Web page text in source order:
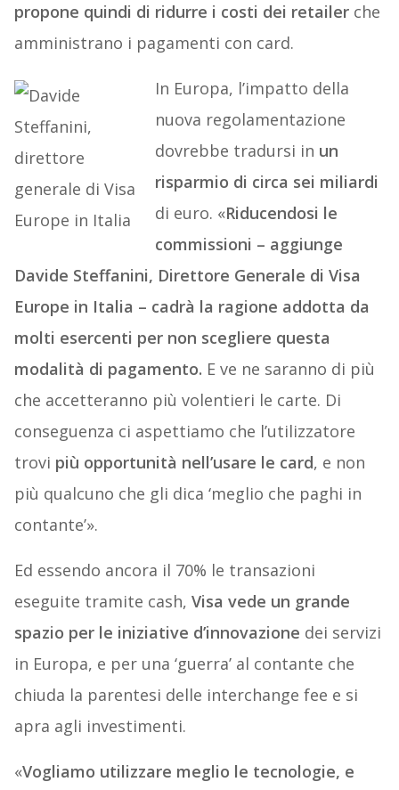
propone quindi di ridurre i costi dei retailerche
amministrano i pagamenti con card.
In Europa, l’impatto della
nuova regolamentazione
dovrebbe tradursi in un
risparmio di circa sei miliardi
di euro. «Riducendosi le
commissioni – aggiunge
Davide Steffanini, Direttore Generale di Visa
Europe in Italia – cadrà la ragione addotta da
molti esercenti per non scegliere questa
modalità di pagamento. E ve ne saranno di più
che accetteranno più volentieri le carte. Di
conseguenza ci aspettiamo che l’utilizzatore
trovi più opportunità nell’usare le card, e non
più qualcuno che gli dica ‘meglio che paghi in
contante’».
Ed essendo ancora il 70% le transazioni
eseguite tramite cash, Visa vede un grande
spazio per le iniziative d’innovazione dei servizi
in Europa, e per una ‘guerra’ al contante che
chiuda la parentesi delle interchange fee e si
apra agli investimenti.
«Vogliamo utilizzare meglio le tecnologie, e